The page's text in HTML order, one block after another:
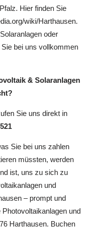
Hier finden Sie
wiki/Harthausen.
oder
bei uns vollkommen
& Solaranlagen
Sie uns direkt in
Sie bei uns zahlen
müssten, werden
ist, uns zu sich zu
und
– prompt und
und
Harthausen. Buchen